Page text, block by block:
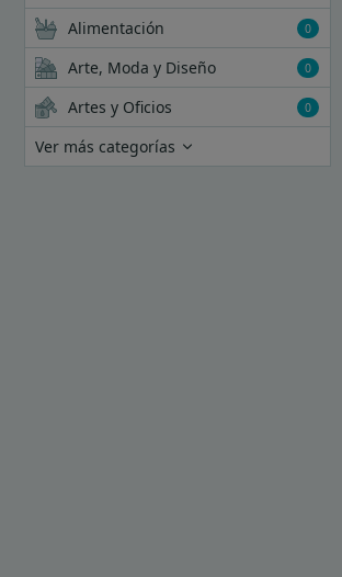
Alimentación 0
Arte, Moda y Diseño 0
Artes y Oficios 0
Ver más categorías